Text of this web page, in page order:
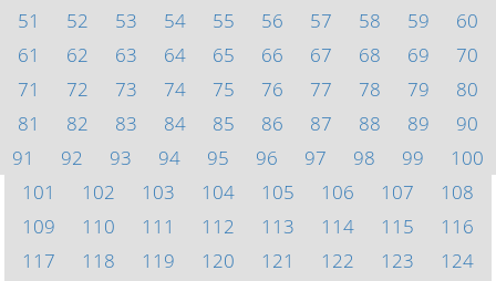
51
52 53 54 55 56 57 58 59
60
61
62 63 64 65 66 67 68 69
70
71
72 73 74 75 76 77 78 79
80
81
82 83 84 85 86 87 88 89
90
91
92 93 94 95 96 97 98 99
100
101
102 103 104 105 106 107
108
109
110 111 112 113 114 115
116
117
118 119 120 121 122 123
124